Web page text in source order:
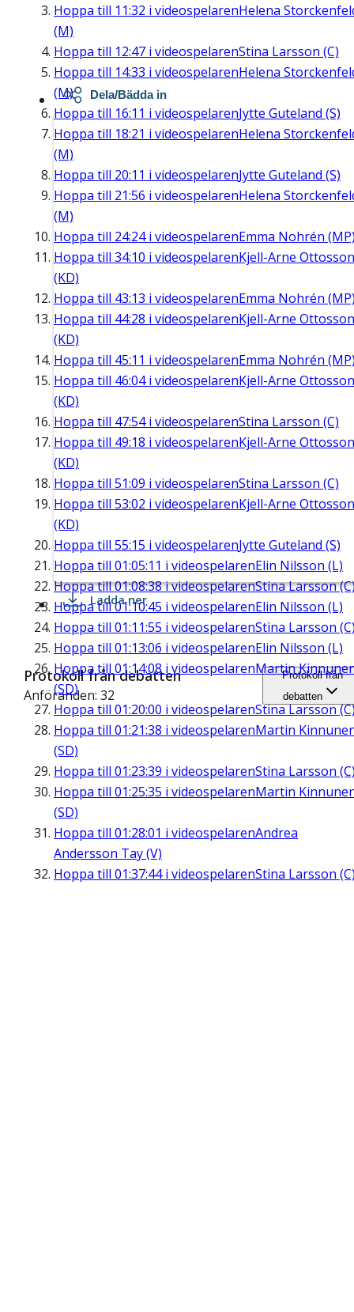
Hoppa till 11:32 i videospelarenHelena
(M)
Hoppa till 12:47 i videospelarenStina Larsson (C)
Hoppa till 14:33 i videospelarenHelena
(M)
Hoppa till 16:11 i videospelarenJytte Guteland (S)
Hoppa till 18:21 i videospelarenHelena
(M)
Hoppa till 20:11 i videospelarenJytte Guteland (S)
Hoppa till 21:56 i videospelarenHelena
(M)
Hoppa till 24:24i videospelarenEmma Nohrén
Hoppa till 34:10 i videospelarenKjell-Arne Ottosson
(KD)
Hoppa till 43:13 i videospelarenEmma Nohrén
Hoppa till 44:28 i videospelarenKjell-Arne Ottosson
(KD)
Hoppa till 45:11 i videospelarenEmma Nohrén
Hoppa till 46:04i videospelarenKjell-Arne Ottosson
(KD)
Hoppa till 47:54i videospelarenStina Larsson (C)
Hoppa till 49:18 i videospelarenKjell-Arne Ottosson
(KD)
Hoppa till 51:09 i videospelarenStina Larsson (C)
Hoppa till 53:02 i videospelarenKjell-Arne Ottosson
(KD)
Hoppa till 55:15 i videospelarenJytte Guteland (S)
Hoppa till 01:05:11 i videospelarenElin Nilsson (L)
Hoppa till01:08:38i videospelarenStina Larsson
Hoppa till01:10:45 i videospelarenElin Nilsson (L)
Hoppa till 01:11:55 i videospelarenStina Larsson
Hoppa till 01:13:06 i videospelarenElin Nilsson (L)
Hoppa till 01:14:08 i videospelarenMartin
(SD)
Hoppa till 01:20:00 i videospelarenStina Larsson
Hoppa till 01:21:38 i videospelarenMartin
(SD)
Hoppa till 01:23:39 i videospelarenStina Larsson
Hoppa till 01:25:35 i videospelarenMartin
(SD)
Hoppa till 01:28:01 i videospelarenAndrea
Andersson Tay (V)
Hoppa till 01:37:44i videospelarenStina Larsson
Dela/Bädda in
Ladda ner
Protokoll från debatten
Anföranden: 32
Protokoll från
debatten